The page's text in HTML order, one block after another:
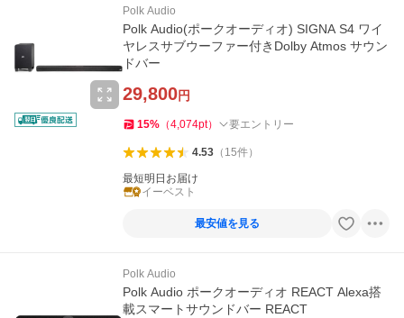
Polk Audio
Polk Audio(ポークオーディオ) SIGNA S4 ワイ
ヤレスサブウーファー付きDolby Atmos サウン
ドバー
29,800円
15% （4,074pt） 要エントリー
4.53（ 15件）
最短明日お届け
イーベスト
最安値を見る
Polk Audio
Polk Audio ポークオーディオ REACT Alexa搭
載スマートサウンドバー REACT